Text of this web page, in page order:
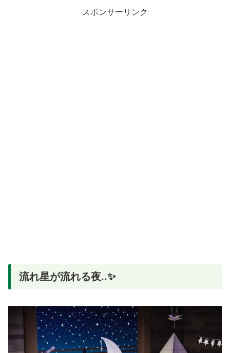
スポンサーリンク
流れ星が流れる夜..✨